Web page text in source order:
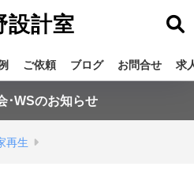
設計室
ご依頼 ブログ お問合せ 求
･WSのお知らせ
再生